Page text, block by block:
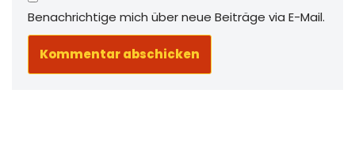
Benachrichtige mich über neue Beiträge via E-Mail.